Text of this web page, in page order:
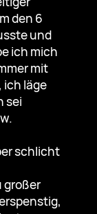
den 6
und
ich mich
mit
läge
sei
schlicht
großer